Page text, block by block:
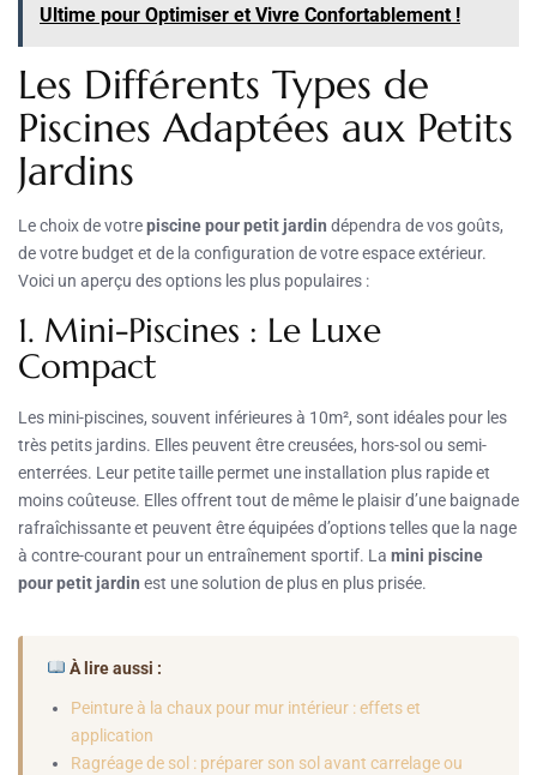
Ultime pour Optimiser et Vivre Confortablement !
Les Différents Types de
Piscines Adaptées aux Petits
Jardins
Le choix de votrepiscine pour petit jardin dépendra de vos goûts,
de votre budget et de la configuration de votre espace extérieur.
Voici un aperçu des options les plus populaires :
1. Mini-Piscines : Le Luxe
Compact
Les mini-piscines, souvent inférieures à 10m², sont idéales pour les
très petits jardins. Elles peuvent être creusées, hors-sol ou semi-
enterrées. Leur petite taille permet une installation plus rapide et
moins coûteuse. Elles offrent tout de même le plaisir d’une baignade
rafraîchissante et peuvent être équipées d’options telles que la nage
à contre-courant pour un entraînement sportif. La mini piscine
pour petit jardin est une solution de plus en plus prisée.
À lire aussi :
Peinture à la chaux pour mur intérieur : effets et
application
Ragréage de sol : préparer son sol avant carrelage ou